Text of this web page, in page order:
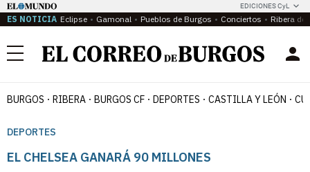
EDICIONES CyL
ES NOTICIA Eclipse Gamonal Pueblos de Burgos Conciertos Ribera del
Menú
BURGOS RIBERA BURGOS CF DEPORTES CASTILLA Y LEÓN
DEPORTES
EL CHELSEA GANARÁ 90 MILLONES